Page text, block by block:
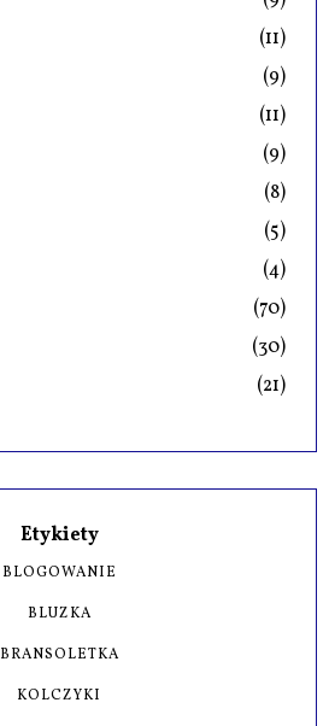
(11)
(9)
(11)
(9)
(8)
(5)
(4)
(70)
(30)
(21)
Etykiety
BLOGOWANIE
BLUZKA
BRANSOLETKA
KOLCZYKI